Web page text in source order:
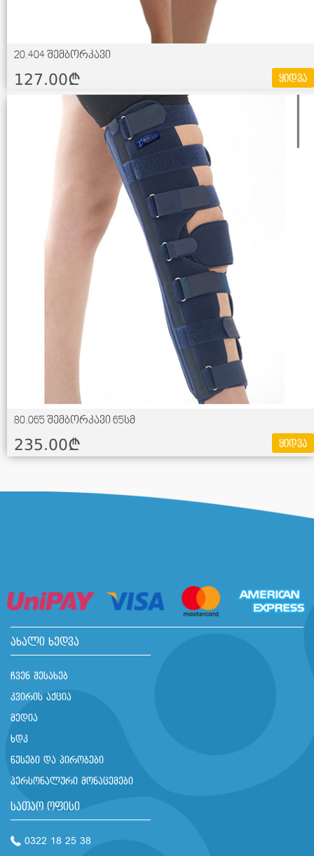
20.404 შემბორკავი
127.00¢ ყიდვა
80.065 შემბორკავი 65სმ
235.00¢ ყიდვა
ახალი ხედვა
ჩვენ შესახებ
კვირის აქცია
მედია
ხდკ
წესები და პირობები
პერსონალური მონაცემები
სათაო ოფისი
0322 18 25 38